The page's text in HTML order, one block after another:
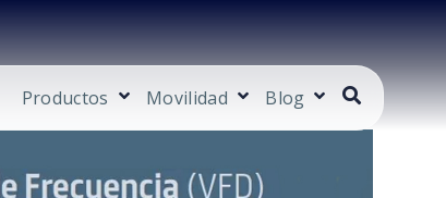
Productos Movilidad Blog